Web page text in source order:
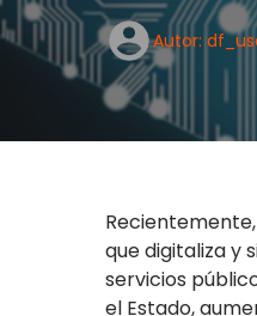
Autor:
que digitaliza y
servicios
el Estado,